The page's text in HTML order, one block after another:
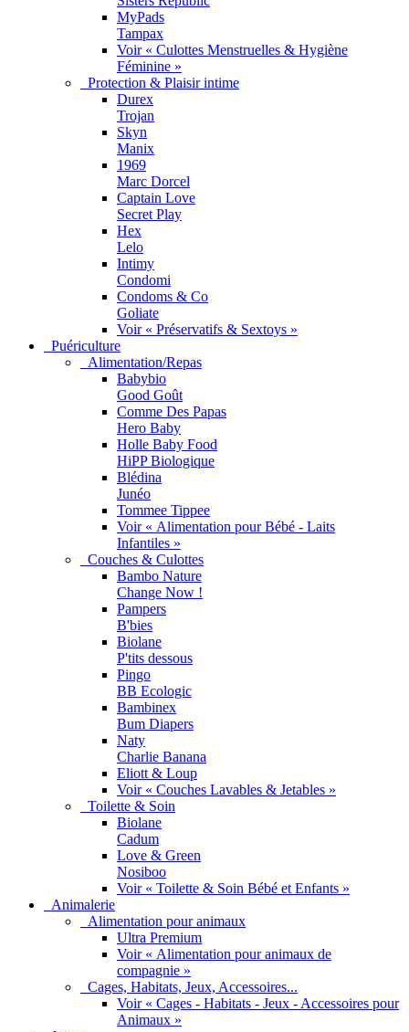
MyPads
Tampax
Voir « Culottes Menstruelles & Hygiène
Féminine »
Protection & Plaisir intime
Durex
Trojan
Skyn
Manix
1969
Marc Dorcel
Captain Love
Secret Play
Hex
Lelo
Intimy
Condomi
Condoms & Co
Goliate
Voir « Préservatifs & Sextoys »
Puériculture
Alimentation/Repas
Babybio
Good Goût
Comme Des Papas
Hero Baby
Holle Baby Food
HiPP Biologique
Blédina
Junéo
Tommee Tippee
Voir « Alimentation pour Bébé - Laits
Infantiles »
Couches & Culottes
Bambo Nature
Change Now !
Pampers
B'bies
Biolane
P'tits dessous
Pingo
BB Ecologic
Bambinex
Bum Diapers
Naty
Charlie Banana
Eliott & Loup
Voir « Couches Lavables & Jetables »
Toilette & Soin
Biolane
Cadum
Love & Green
Nosiboo
Voir « Toilette & Soin Bébé et Enfants »
Animalerie
Alimentation pour animaux
Ultra Premium
Voir « Alimentation pour animaux de
compagnie »
Cages, Habitats, Jeux, Accessoires...
Voir « Cages - Habitats - Jeux - Accessoires pour
Animaux »